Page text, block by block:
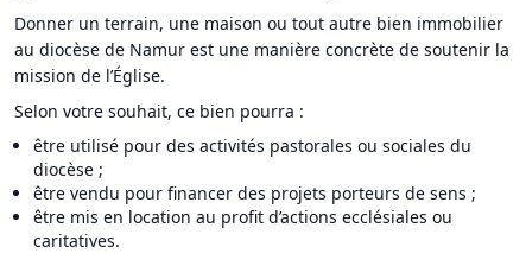
Donner un terrain, une maison ou tout autre bien immobilier
au diocèse de Namur est une manière concrète de soutenir la
mission de l’Église.
Selon votre souhait, ce bien pourra :
être utilisé pour des activités pastorales ou sociales du
diocèse ;
être vendu pour financer des projets porteurs de sens ;
être mis en location au profit d’actions ecclésiales ou
caritatives.